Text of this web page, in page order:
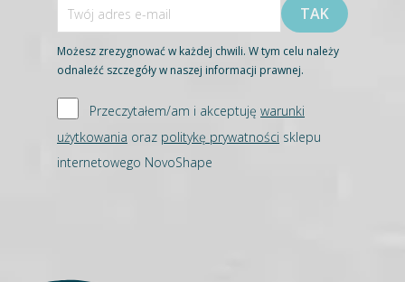
Możesz zrezygnować w każdej chwili. W tym celu należy
odnaleźć szczegóły w naszej informacji prawnej.
Przeczytałem/am i akceptuję warunki
użytkowania oraz politykę prywatności sklepu
internetowego NovoShape